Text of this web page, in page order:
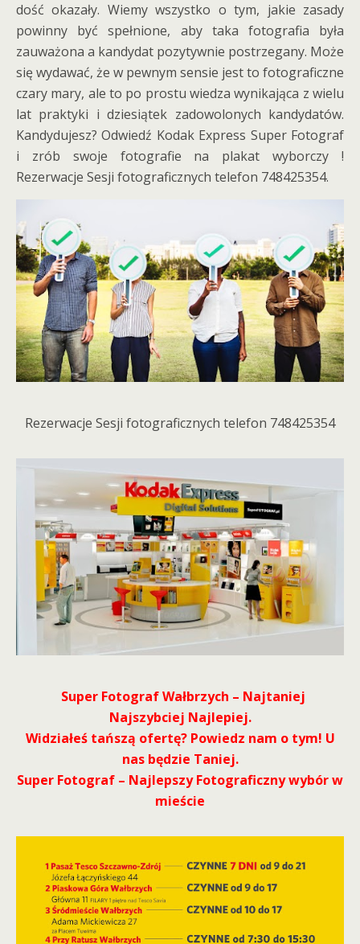
dość okazały. Wiemy wszystko o tym, jakie zasady
powinny być spełnione, aby taka fotografia była
zauważona a kandydat pozytywnie postrzegany. Może
się wydawać, że w pewnym sensie jest to fotograficzne
czary mary, ale to po prostu wiedza wynikająca z wielu
lat praktyki i dziesiątek zadowolonych kandydatów.
Kandydujesz? Odwiedź Kodak Express Super Fotograf
i zrób swoje fotografie na plakat wyborczy !
Rezerwacje Sesji fotograficznych telefon 748425354.
Rezerwacje Sesji fotograficznych telefon 748425354
Super Fotograf Wałbrzych – Najtaniej
Najszybciej Najlepiej.
Widziałeś tańszą ofertę? Powiedz nam o tym! U
nas będzie Taniej.
Super Fotograf – Najlepszy Fotograficzny wybór w
mieście